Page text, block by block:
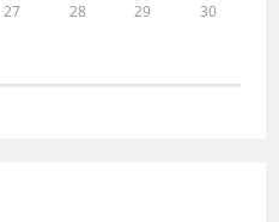
27 28 29 30